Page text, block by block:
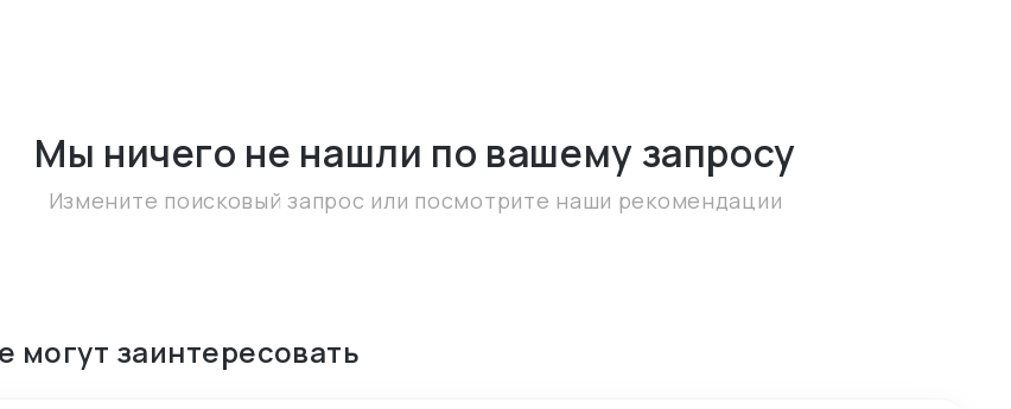
Мы ничего не нашли по вашему запросу
Измените поисковый запрос или посмотрите наши рекомендации
могут заинтересовать